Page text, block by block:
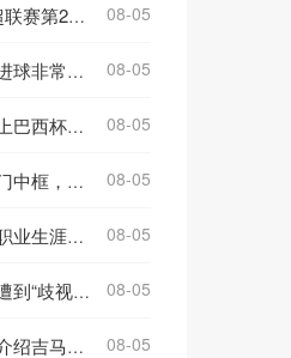
0比1山东泰山 08-05
进两球太牛了 08-05
言论有些不妥 08-05
输做俯卧撑 08-05
为此感到自豪 08-05
联已展开调查 08-05
育有2个儿子 08-05